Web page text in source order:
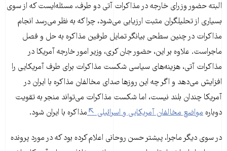
البته حضور وزرای خارجه در مذاکرات آتی دو طرف، مسئله‌ایست که از سوی
بسیاری از تحلیلگران مثبت ارزیابی می‌شود، چرا که به نظر می‌رسد انجام
مذاکرات در چنین سطحی بیانگر تمایل طرفین مذاکره به حل و فصل
ماجراست. علاوه بر این، حضور جان کری، وزیر امور خارجه آمریکا در
مذاکرات آتی، هزینه‌های سیاسی شکست مذاکرات برای طرف آمریکایی را
افزایش می‌دهد و اگر چه این روزها صدای مخالفان مذاکره با ایران در
آمریکا چندان بلند نیست، اما شکست مذاکرات می‌تواند منجر به تقویت
دوبارهمواضع مخالفان آمریکایی و اسرائیلی مذاکره با ایران شود.
در سوی دیگر ماجرا، پیشتر حسن روحانی اعلام کرده بود که در مورد پرونده